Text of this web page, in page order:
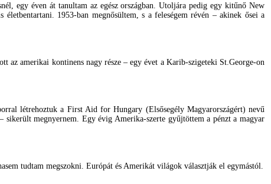
egy éven át tanultam az egész országban. Utoljára pedig egy kitűnő New
1953-ban megnősültem, s a feleségem révén – akinek ősei a
az amerikai kontinens nagy része – egy évet a Karib-szigeteki St.George-on
létrehoztuk a First Aid for Hungary (Elsősegély Magyarországért) nevű
megnyernem. Egy évig Amerika-szerte gyűjtöttem a pénzt a magyar
tudtam megszokni. Európát és Amerikát világok választják el egymástól.